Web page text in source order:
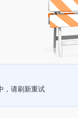
，请刷新重试